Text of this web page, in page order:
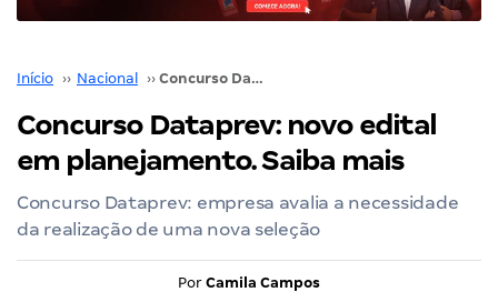
Início ›› Nacional ›› Concurso Dataprev: novo edital em planejamento. Saiba mais
Concurso Dataprev: novo edital
em planejamento. Saiba mais
Concurso Dataprev: empresa avalia a necessidade
da realização de uma nova seleção
Por Camila Campos